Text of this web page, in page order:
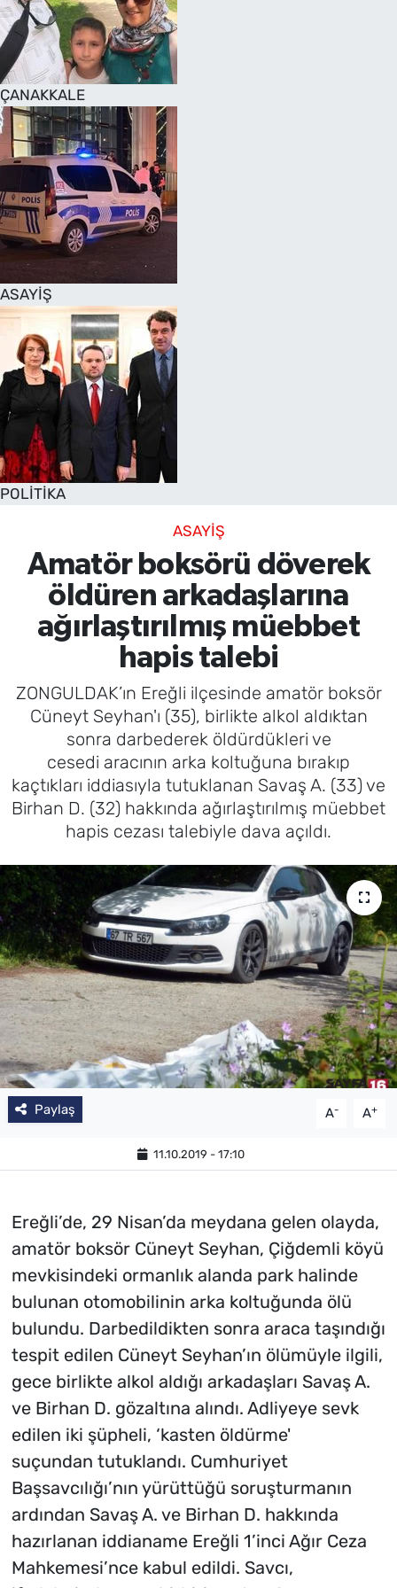
ÇANAKKALE
ASAYİŞ
POLİTİKA
ASAYİŞ
Amatör boksörü döverek
öldüren arkadaşlarına
ağırlaştırılmış müebbet
hapis talebi
ZONGULDAK’ın Ereğli ilçesinde amatör boksör
Cüneyt Seyhan'ı (35), birlikte alkol aldıktan
sonra darbederek öldürdükleri ve
cesedi aracının arka koltuğuna bırakıp
kaçtıkları iddiasıyla tutuklanan Savaş A. (33) ve
Birhan D. (32) hakkında ağırlaştırılmış müebbet
hapis cezası talebiyle dava açıldı.
Paylaş A- A+
11.10.2019 - 17:10
Ereğli’de, 29 Nisan’da meydana gelen olayda,
amatör boksör Cüneyt Seyhan, Çiğdemli köyü
mevkisindeki ormanlık alanda park halinde
bulunan otomobilinin arka koltuğunda ölü
bulundu. Darbedildikten sonra araca taşındığı
tespit edilen Cüneyt Seyhan’ın ölümüyle ilgili,
gece birlikte alkol aldığı arkadaşları Savaş A.
ve Birhan D. gözaltına alındı. Adliyeye sevk
edilen iki şüpheli, ‘kasten öldürme'
suçundan tutuklandı. Cumhuriyet
Başsavcılığı’nın yürüttüğü soruşturmanın
ardından Savaş A. ve Birhan D. hakkında
hazırlanan iddianame Ereğli 1’inci Ağır Ceza
Mahkemesi’nce kabul edildi. Savcı,
SAĞLIK
TV REHBERİ